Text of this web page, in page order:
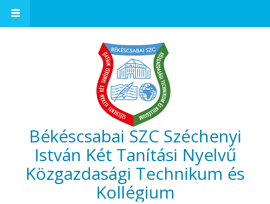
Békéscsabai SZC Széchenyi
István Két Tanítási Nyelvű
Közgazdasági Technikum és
Kollégium